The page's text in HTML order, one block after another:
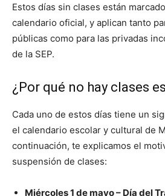
Estos días sin clases están
calendario oficial, y aplican tanto
públicas como para las privadas
de la SEP.
¿Por qué no hay clases
Cada uno de estos días tiene un
el calendario escolar y cultural de
continuación, te explicamos el
suspensión de clases:
Miércoles 1 de mayo – Día del